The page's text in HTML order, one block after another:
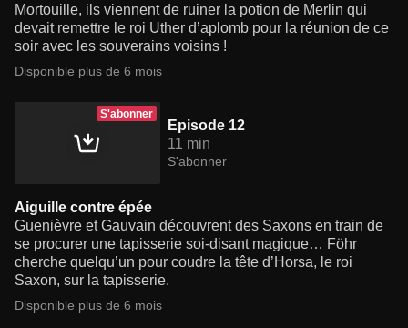
Mortouille, ils viennent de ruiner la potion de Merlin qui
devait remettre le roi Uther d’aplomb pour la réunion de ce
soir avec les souverains voisins !
Disponible plus de 6 mois
S'abonner
Episode 12
11 min
S'abonner
Aiguille contre épée
Guenièvre et Gauvain découvrent des Saxons en train de
se procurer une tapisserie soi-disant magique… Föhr
cherche quelqu’un pour coudre la tête d’Horsa, le roi
Saxon, sur la tapisserie.
Disponible plus de 6 mois